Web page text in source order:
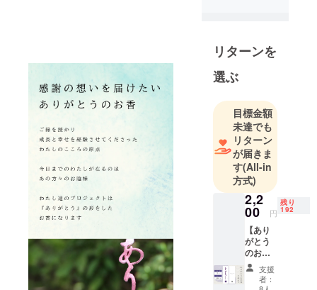
をご利用頂
ければ幸い
です。
日本文化か
ら生まれる
心の表現が
言葉や国境
を越え、世
界の多様性
と響き合い
“香りと造形
美を楽しむ
お香” とし
て、日本か
ら世界への
リターンを
選ぶ
目標金額
未達でも
リターン
が届きま
す(All-in
方式)
2,2
00 円
残り
192
【あり
がとう
のお香
１本入
り】
《色》
支援
者：